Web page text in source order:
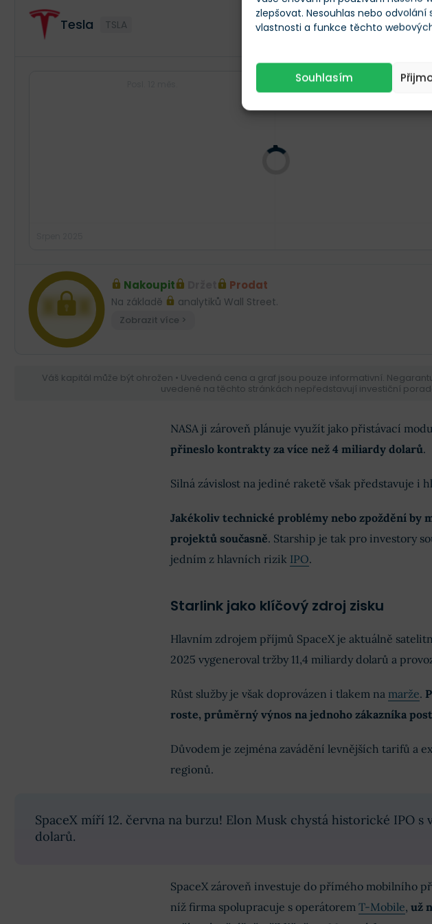
zlepšovat. Nesouhlas nebo
vlastnosti a funkce těchto
Souhlasím
Tesla TSLA
Následujících 12
XXX
Nakoupit Prodat
Na základě analytiků Wall Street.
Zobrazit více >
Váš kapitál může být ohrožen • Uvedená cena a graf jsou pouze informativní.
uvedené na těchto stránkách nepředstavují investiční
NASA ji zároveň plánuje využít jako přistávací
přineslo kontrakty za více než 4 miliardy dolarů.
Silná závislost na jediné raketě však představuje i
Jakékoliv technické problémy nebo zpoždění
projektů současně. Starship je tak pro investory
jedním z hlavních rizik IPO.
Starlink jako klíčový zdroj zisku
Hlavním zdrojem příjmů SpaceX je aktuálně
2025 vygeneroval tržby 11,4 miliardy dolarů a
Růst služby je však doprovázen i tlakem na marže.
roste, průměrný výnos na jednoho zákazníka
Důvodem je zejména zavádění levnějších tarifů a
regionů.
SpaceX míří 12. června na burzu! Elon Musk chystá historické IPO s
dolarů.
SpaceX zároveň investuje do přímého mobilního
níž firma spolupracuje s operátorem T-Mobile, už